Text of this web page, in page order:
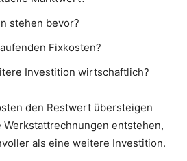
stehen bevor?
Fixkosten?
Investition wirtschaftlich?
den Restwert übersteigen
entstehen,
als eine weitere Investition.